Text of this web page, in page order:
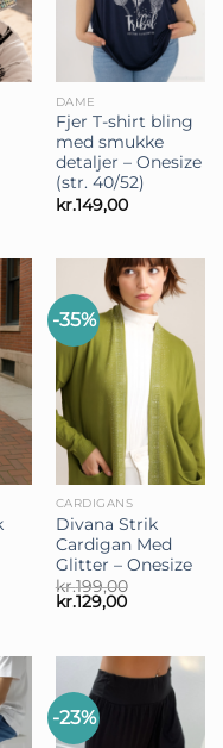
DAME
Fjer T-shirt bling
med smukke
detaljer – Onesize
(str. 40/52)
kr.149,00
-35%
CARDIGANS
Divana Strik
Cardigan Med
Glitter – Onesize
kr.199,00
Den
oprindelige
kr.199,00.
kr.129,00Den
kr.129,00.
-23%